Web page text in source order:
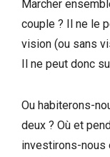
Marcher
couple ? Il ne le
vision (ou sans
Il ne peut donc
Ou habiterons-
deux ? Où et
investirons-nous